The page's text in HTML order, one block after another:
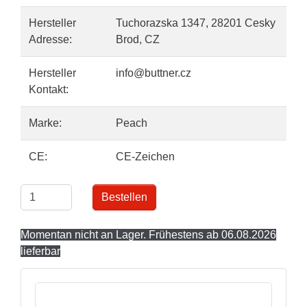
Hersteller
Adresse:
Tuchorazska 1347, 28201 Cesky
Brod, CZ
Hersteller
Kontakt:
info@buttner.cz
Marke: Peach
CE: CE-Zeichen
Bestellen
Momentan nicht an Lager. Frühestens ab 06.08.2026
lieferbar